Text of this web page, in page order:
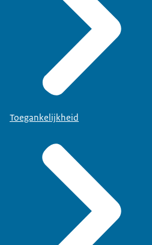
Toegankelijkheid